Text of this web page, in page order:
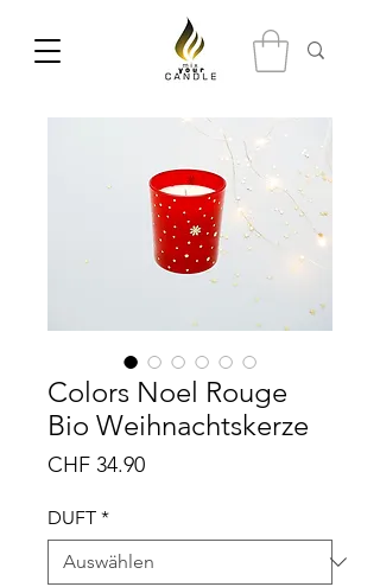
Colors Noel Rouge
Bio Weihnachtskerze
CHF 34.90Preis
DUFT *